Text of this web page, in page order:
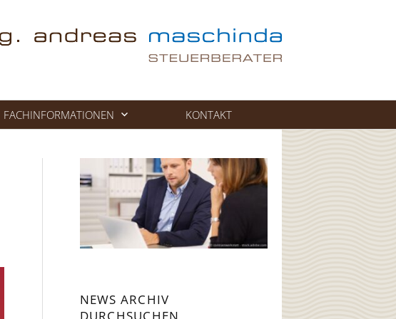
FACHINFORMATIONEN KONTAKT
NEWS ARCHIV